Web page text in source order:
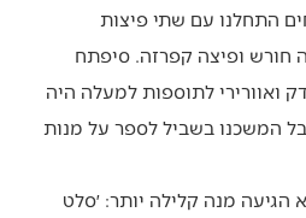
התחלנו עם שתי פיצות
חורש ופיצה קפרזה. סיפתח
ואוורירי לתוספות למעלה היה
המשכנו בשביל לספר על מנות
מנה קלילה יותר: ׳סלט